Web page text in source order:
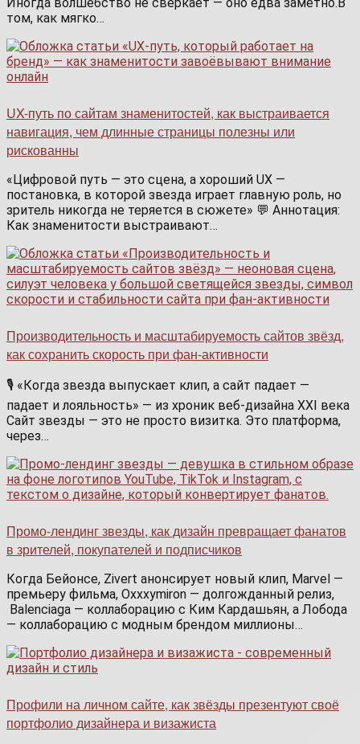
том, как мягко…
UX-путь по сайтам знаменитостей, как выстраивается
навигация, чем длинные страницы полезны или
рискованны
«Цифровой путь — это сцена, а хороший UX —
постановка, в которой звезда играет главную роль, но
зритель никогда не теряется в сюжете» 💬 Аннотация:
Как знаменитости выстраивают…
Производительность и масштабируемость сайтов звёзд,
как сохранить скорость при фан-активности
🎙️ «Когда звезда выпускает клип, а сайт падает —
падает и лояльность» — из хроник веб-дизайна XXI века
Сайт звезды — это не просто визитка. Это платформа,
через…
Промо-лендинг звезды, как дизайн превращает фанатов
в зрителей, покупателей и подписчиков
Когда Бейонсе, Zivert анонсирует новый клип, Marvel —
премьеру фильма, Oxxxymiron — долгожданный релиз,
Balenciaga — коллаборацию с Ким Кардашьян, а Лобода
— коллаборацию с модным брендом миллионы…
Профили на личном сайте, как звёзды презентуют своё
портфолио дизайнера и визажиста